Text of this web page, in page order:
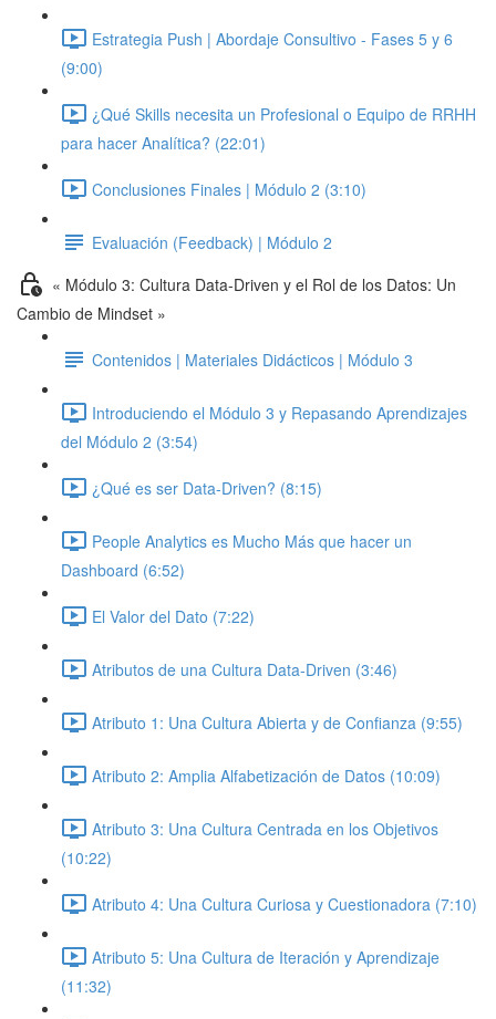
Estrategia Push | Abordaje Consultivo - Fases 5 y 6
(9:00)
¿Qué Skills necesita un Profesional o Equipo de RRHH
para hacer Analítica? (22:01)
Conclusiones Finales | Módulo 2 (3:10)
Evaluación (Feedback) | Módulo 2
« Módulo 3: Cultura Data-Driven y el Rol de los Datos: Un
Cambio de Mindset »
Contenidos | Materiales Didácticos | Módulo 3
Introduciendo el Módulo 3 y Repasando Aprendizajes
del Módulo 2 (3:54)
¿Qué es ser Data-Driven? (8:15)
People Analytics es Mucho Más que hacer un
Dashboard (6:52)
El Valor del Dato (7:22)
Atributos de una Cultura Data-Driven (3:46)
Atributo 1: Una Cultura Abierta y de Confianza (9:55)
Atributo 2: Amplia Alfabetización de Datos (10:09)
Atributo 3: Una Cultura Centrada en los Objetivos
(10:22)
Atributo 4: Una Cultura Curiosa y Cuestionadora (7:10)
Atributo 5: Una Cultura de Iteración y Aprendizaje
(11:32)